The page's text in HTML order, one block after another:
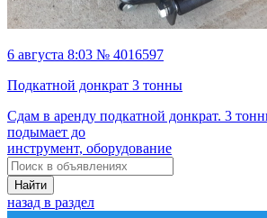
6 августа 8:03 № 4016597
Подкатной донкрат 3 тонны
Сдам в аренду подкатной донкрат. 3
подымает до
инструмент, оборудование
Найти
назад в раздел